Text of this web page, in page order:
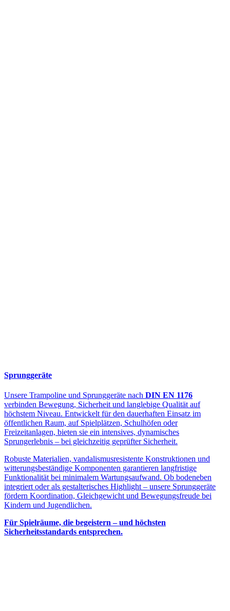
Sprunggeräte
Unsere Trampoline und Sprunggeräte nach DIN EN 1176
verbinden Bewegung, Sicherheit und langlebige Qualität auf
höchstem Niveau. Entwickelt für den dauerhaften Einsatz im
öffentlichen Raum, auf Spielplätzen, Schulhöfen oder
Freizeitanlagen, bieten sie ein intensives, dynamisches
Sprungerlebnis – bei gleichzeitig geprüfter Sicherheit.
Robuste Materialien, vandalismusresistente Konstruktionen und
witterungsbeständige Komponenten garantieren langfristige
Funktionalität bei minimalem Wartungsaufwand. Ob bodeneben
integriert oder als gestalterisches Highlight – unsere Sprunggeräte
fördern Koordination, Gleichgewicht und Bewegungsfreude bei
Kindern und Jugendlichen.
Für Spielräume, die begeistern – und höchsten
Sicherheitsstandards entsprechen.